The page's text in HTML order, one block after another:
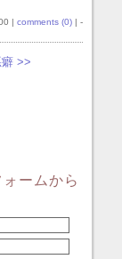
| comments (0) | -
>>
ームから